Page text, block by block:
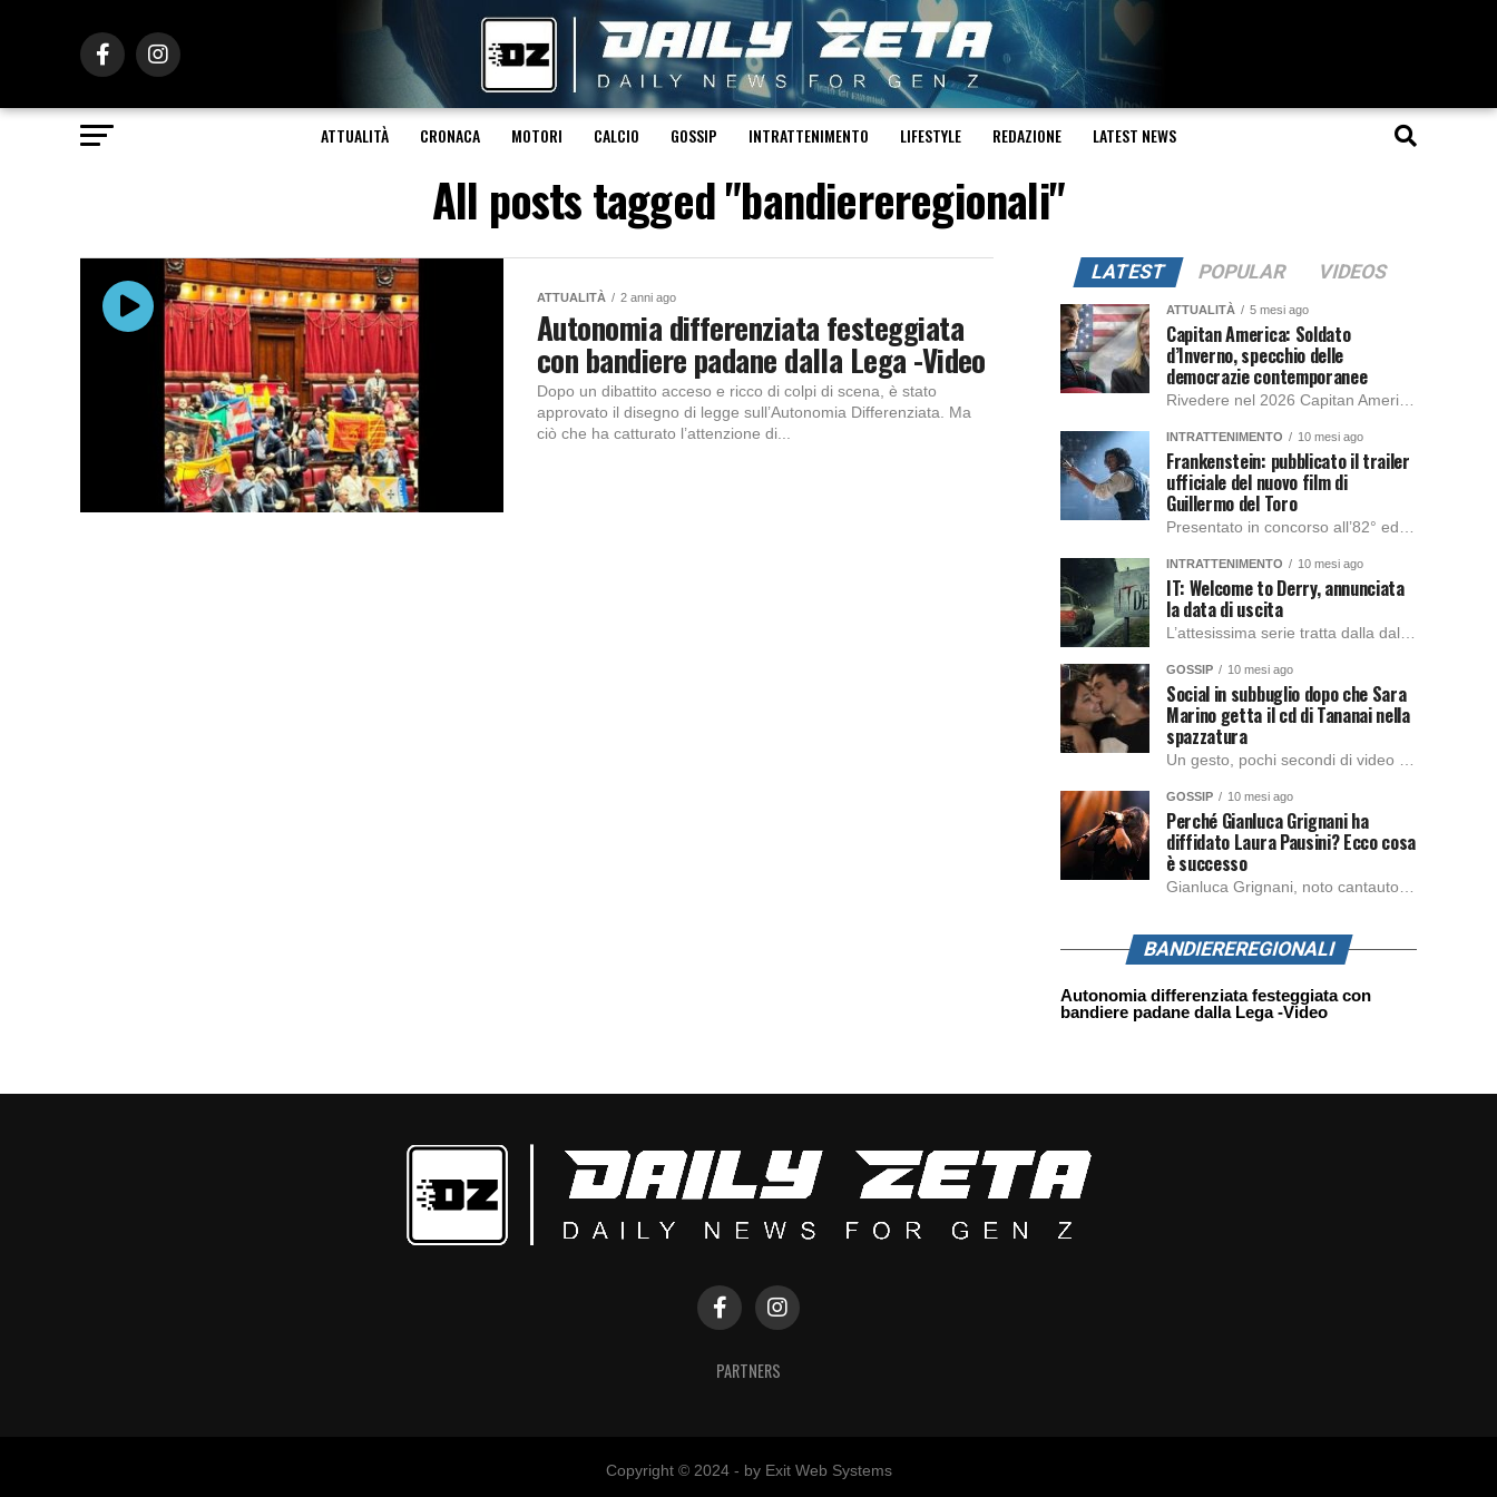
ATTUALITÀ CRONACA MOTORI CALCIO GOSSIP INTRATTENIMENTO LIFESTYLE REDAZIONE LATEST NEWS
All posts tagged "bandiereregionali"
ATTUALITÀ 2 anni ago
Autonomia differenziata festeggiata
con bandiere padane dalla Lega -Video
Dopo un dibattito acceso e ricco di colpi di scena, è stato
approvato il disegno di legge sull’Autonomia Differenziata. Ma
ciò che ha catturato l’attenzione di...
LATEST POPULAR VIDEOS
ATTUALITÀ 5 mesi ago
Capitan America: Soldato
d’Inverno, specchio delle
democrazie contemporanee
INTRATTENIMENTO 10 mesi ago
Frankenstein: pubblicato il trailer
ufficiale del nuovo film di
Guillermo del Toro
INTRATTENIMENTO 10 mesi ago
IT: Welcome to Derry, annunciata
la data di uscita
GOSSIP 10 mesi ago
Social in subbuglio dopo che Sara
Marino getta il cd di Tananai nella
spazzatura
GOSSIP 10 mesi ago
Perché Gianluca Grignani ha
diffidato Laura Pausini? Ecco cosa
è successo
BANDIEREREGIONALI
Autonomia differenziata festeggiata con
bandiere padane dalla Lega -Video
PARTNERS
Copyright © 2024 - by Exit Web Systems